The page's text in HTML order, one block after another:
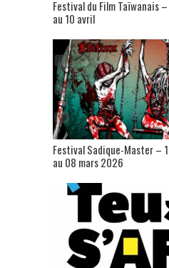
Festival du Film Taïwanais
au 10 avril
Festival Sadique-Master –
au 08 mars 2026